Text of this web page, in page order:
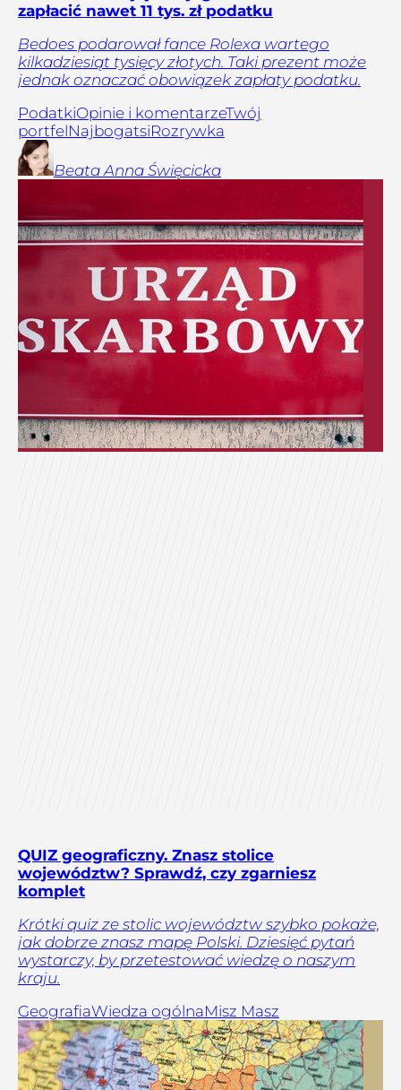
zapłacić nawet 11 tys. zł podatku
Bedoes podarował fance Rolexa wartego
kilkadziesiąt tysięcy złotych. Taki prezent może
jednak oznaczać obowiązek zapłaty podatku.
PodatkiOpinie i komentarzeTwój
portfelNajbogatsiRozrywka
Beata Anna Święcicka
QUIZ geograficzny. Znasz stolice
województw? Sprawdź, czy zgarniesz
komplet
Krótki quiz ze stolic województw szybko pokaże,
jak dobrze znasz mapę Polski. Dziesięć pytań
wystarczy, by przetestować wiedzę o naszym
kraju.
GeografiaWiedza ogólnaMisz Masz